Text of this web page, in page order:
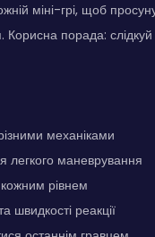
міні-грі, щоб
Корисна порада:
механіками
легкого маневрування
рівнем
швидкості реакції